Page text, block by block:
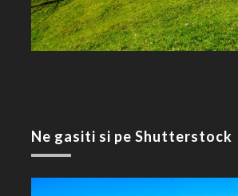
Ne gasiti si pe Shutterstock